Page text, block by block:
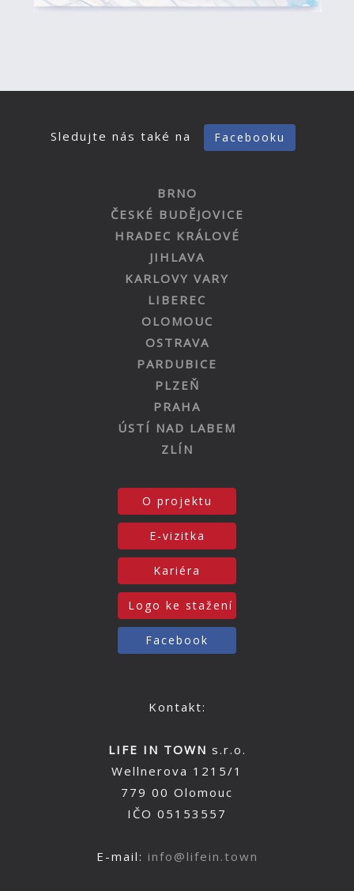
Sledujte nás také na Facebooku
BRNO
ČESKÉ BUDĚJOVICE
HRADEC KRÁLOVÉ
JIHLAVA
KARLOVY VARY
LIBEREC
OLOMOUC
OSTRAVA
PARDUBICE
PLZEŇ
PRAHA
ÚSTÍ NAD LABEM
ZLÍN
O projektu
E-vizitka
Kariéra
Logo ke stažení
Facebook
Kontakt:
LIFE IN TOWN s.r.o.
Wellnerova 1215/1
779 00 Olomouc
IČO 05153557
E-mail: info@lifein.town